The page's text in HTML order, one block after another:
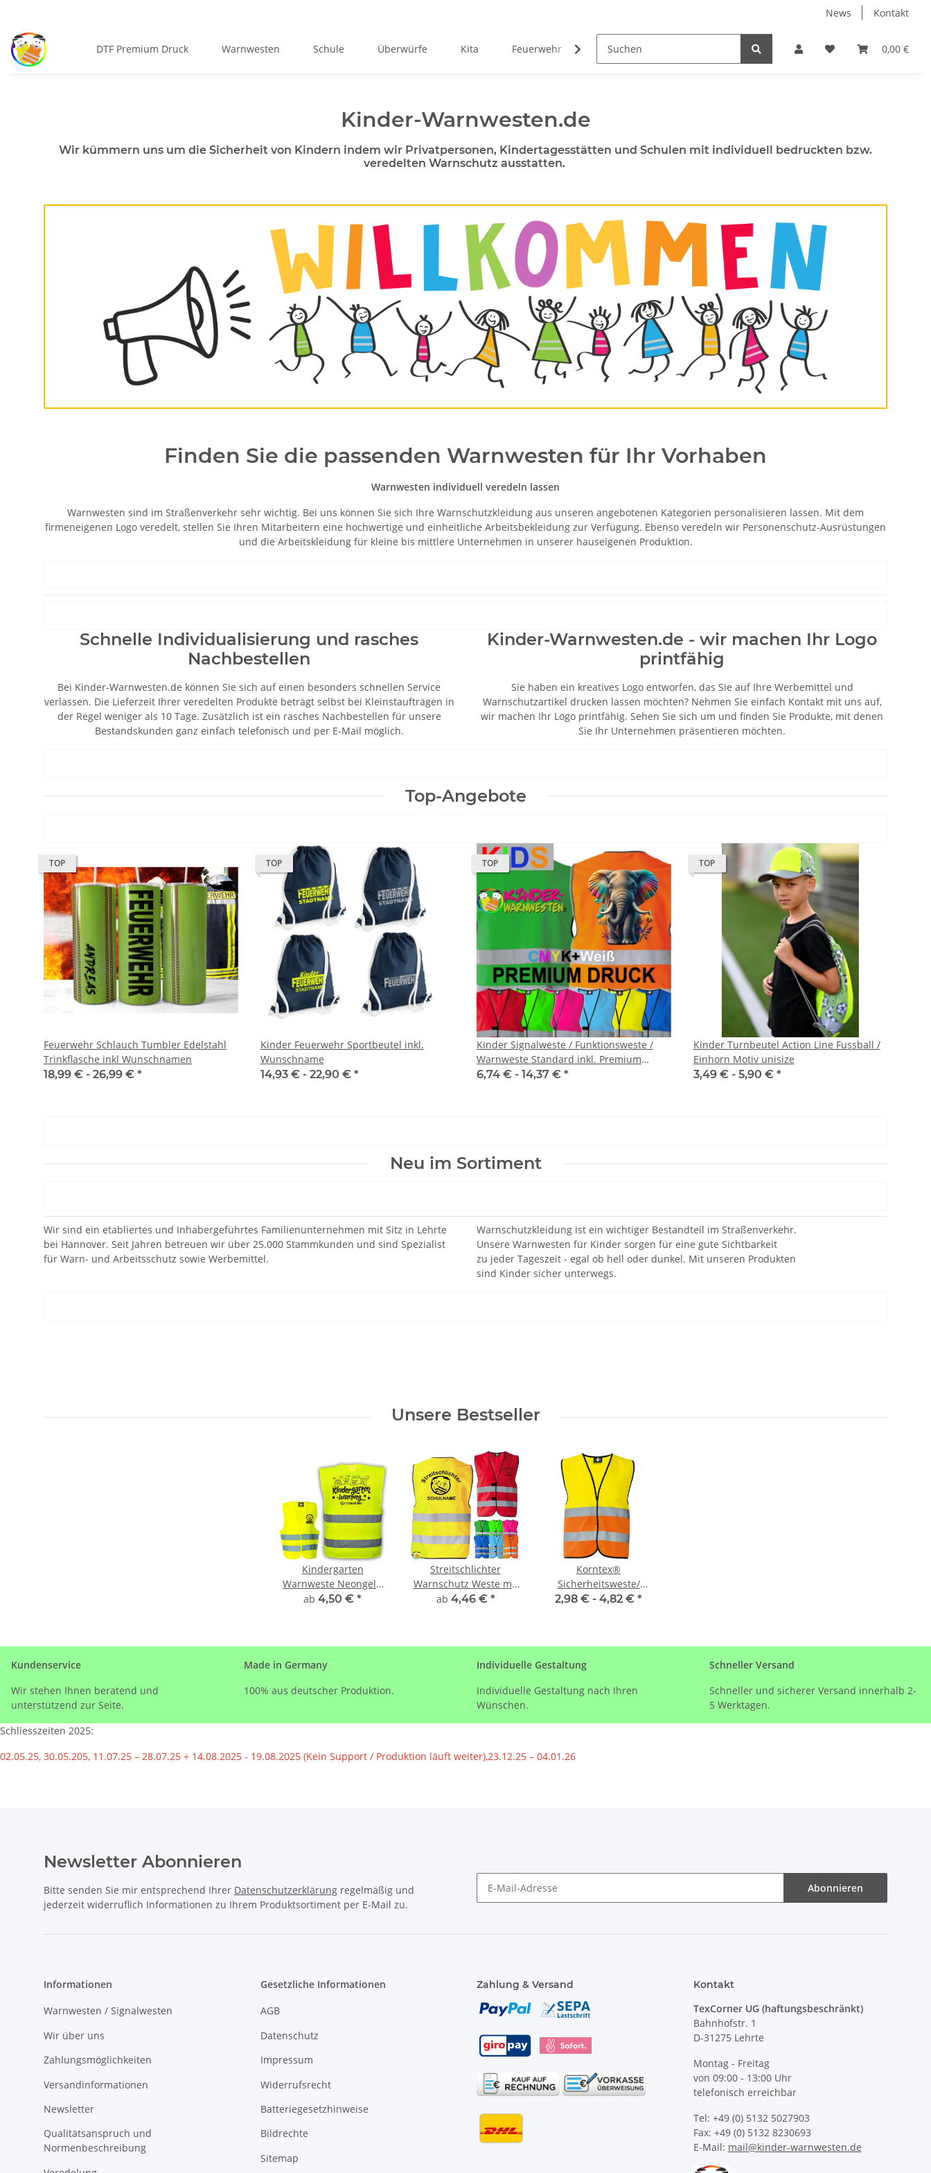
News Kontakt
0,00 €
DTF Premium Druck Warnwesten Schule Überwürfe Kita Feuerwehr Westen für Erwachsene mit Wunschdruck Taschen
Kinder-Warnwesten.de
Wir kümmern uns um die Sicherheit von Kindern indem wir Privatpersonen, Kindertagesstätten und Schulen mit individuell bedruckten bzw.
veredelten Warnschutz ausstatten.
Finden Sie die passenden Warnwesten für Ihr Vorhaben
Warnwesten individuell veredeln lassen
Warnwesten sind im Straßenverkehr sehr wichtig. Bei uns können Sie sich Ihre Warnschutzkleidung aus unseren angebotenen Kategorien personalisieren lassen. Mit dem
firmeneigenen Logo veredelt, stellen Sie Ihren Mitarbeitern eine hochwertige und einheitliche Arbeitsbekleidung zur Verfügung. Ebenso veredeln wir Personenschutz-Ausrüstungen
und die Arbeitskleidung für kleine bis mittlere Unternehmen in unserer hauseigenen Produktion.
Schnelle Individualisierung und rasches
Nachbestellen
Bei Kinder-Warnwesten.de können Sie sich auf einen besonders schnellen Service
verlassen. Die Lieferzeit Ihrer veredelten Produkte beträgt selbst bei Kleinstaufträgen in
der Regel weniger als 10 Tage. Zusätzlich ist ein rasches Nachbestellen für unsere
Bestandskunden ganz einfach telefonisch und per E-Mail möglich.
Kinder-Warnwesten.de - wir machen Ihr Logo
printfähig
Sie haben ein kreatives Logo entworfen, das Sie auf Ihre Werbemittel und
Warnschutzartikel drucken lassen möchten? Nehmen Sie einfach Kontakt mit uns auf,
wir machen Ihr Logo printfähig. Sehen Sie sich um und finden Sie Produkte, mit denen
Sie Ihr Unternehmen präsentieren möchten.
Top-Angebote
TOP
Feuerwehr Schlauch Tumbler Edelstahl
Trinkflasche inkl Wunschnamen
18,99 € - 26,99 € *
TOP
Kinder Feuerwehr Sportbeutel inkl.
Wunschname
14,93 € - 22,90 € *
TOP
Kinder Signalweste / Funktionsweste /
Warnweste Standard inkl. Premium
CMYK + weiß druck
6,74 € - 14,37 € *
TOP
Kinder Turnbeutel Action Line Fussball /
Einhorn Motiv unisize
3,49 € - 5,90 € *
Neu im Sortiment
Wir sind ein etabliertes und Inhabergeführtes Familienunternehmen mit Sitz in Lehrte
bei Hannover. Seit Jahren betreuen wir über 25.000 Stammkunden und sind Spezialist
für Warn- und Arbeitsschutz sowie Werbemittel.
Warnschutzkleidung ist ein wichtiger Bestandteil im Straßenverkehr.
Unsere Warnwesten für Kinder sorgen für eine gute Sichtbarkeit
zu jeder Tageszeit - egal ob hell oder dunkel. Mit unseren Produkten
sind Kinder sicher unterwegs.
Unsere Bestseller
Kindergarten
Warnweste Neongelb
mit Logo Aufdruck viele
ab 4,50 € *
Streitschlichter
Warnschutz Weste mit
Schulnamen Aufdruck
ab 4,46 € *
Korntex®
Sicherheitsweste/
Warnweste
2,98 € - 4,82 € *
Kundenservice
Wir stehen Ihnen beratend und
unterstützend zur Seite.
Made in Germany
100% aus deutscher Produktion.
Individuelle Gestaltung
Individuelle Gestaltung nach Ihren
Wünschen.
Schneller Versand
Schneller und sicherer Versand innerhalb 2-
5 Werktagen.
Schliesszeiten 2025:
02.05.25, 30.05.205, 11.07.25 – 28.07.25 + 14.08.2025 - 19.08.2025 (Kein Support / Produktion läuft weiter),23.12.25 – 04.01.26
Newsletter Abonnieren
Bitte senden Sie mir entsprechend Ihrer Datenschutzerklärung regelmäßig und
jederzeit widerruflich Informationen zu Ihrem Produktsortiment per E-Mail zu.
Abonnieren
Informationen
Warnwesten / Signalwesten
Wir über uns
Zahlungsmöglichkeiten
Versandinformationen
Newsletter
Qualitätsanspruch und
Normenbeschreibung
Gesetzliche Informationen
AGB
Datenschutz
Impressum
Widerrufsrecht
Batteriegesetzhinweise
Bildrechte
Sitemap
Zahlung & Versand Kontakt
TexCorner UG (haftungsbeschränkt)
Bahnhofstr. 1
D-31275 Lehrte
Montag - Freitag
von 09:00 - 13:00 Uhr
telefonisch erreichbar
Tel: +49 (0) 5132 5027903
Fax: +49 (0) 5132 8230693
E-Mail: mail@kinder-warnwesten.de